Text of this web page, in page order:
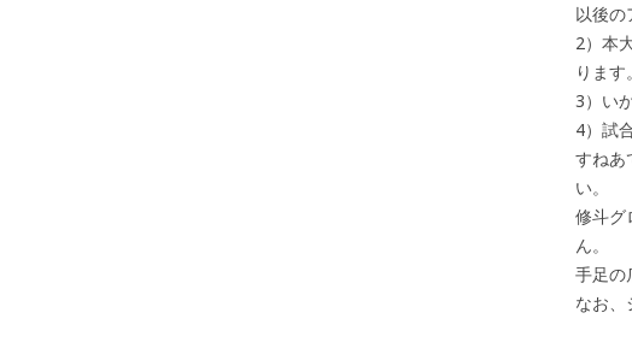
以後の
2）本
ります。
3）い
4）試
すねあ
い。
修斗グ
ん。
手足の
なお、